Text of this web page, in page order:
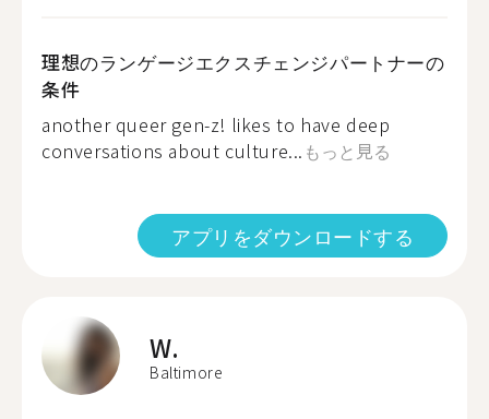
理想のランゲージエクスチェンジパートナーの
条件
another queer gen-z! likes to have deep
conversations about culture... もっと見る
アプリをダウンロードする
W.
Baltimore